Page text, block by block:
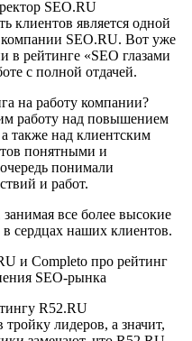
SEO.RU
клиентов является одной
SEO.RU. Вот уже
в рейтинге «SEO глазами
с полной отдачей.
на работу компании?
работу над повышением
также над клиентским
понятными и
понимали
и работ.
все более высокие
сердцах наших клиентов.
R52.RU
лидеров, а значит,